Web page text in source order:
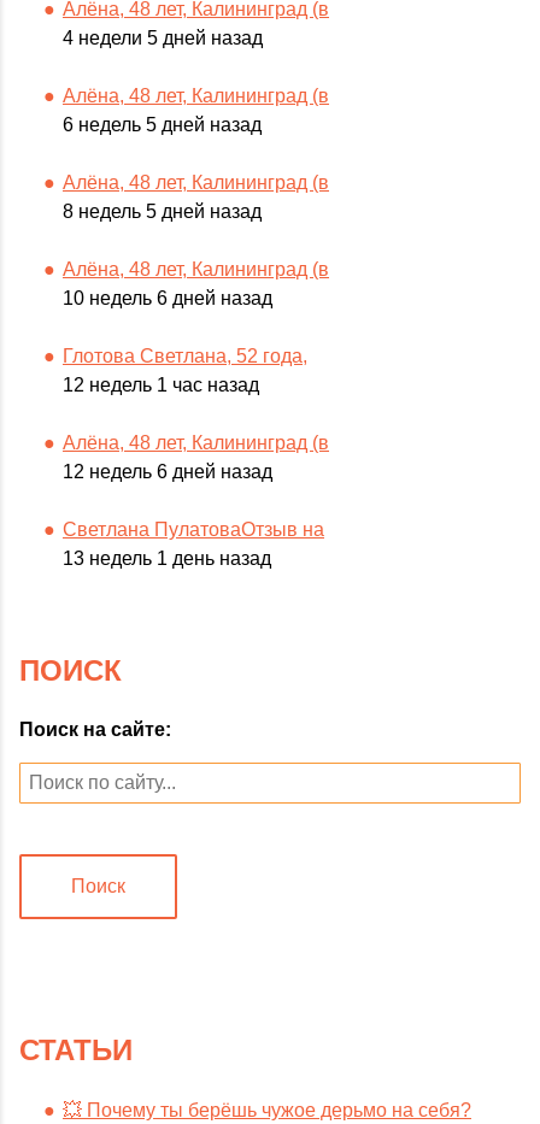
Алёна, 48 лет, Калининград (в
4 недели 5 дней назад
Алёна, 48 лет, Калининград (в
6 недель 5 дней назад
Алёна, 48 лет, Калининград (в
8 недель 5 дней назад
Алёна, 48 лет, Калининград (в
10 недель 6 дней назад
Глотова Светлана, 52 года,
12 недель 1 час назад
Алёна, 48 лет, Калининград (в
12 недель 6 дней назад
Светлана ПулатоваОтзыв на
13 недель 1 день назад
ПОИСК
Поиск на сайте:
Поиск
СТАТЬИ
💥 Почему ты берёшь чужое дерьмо на себя?